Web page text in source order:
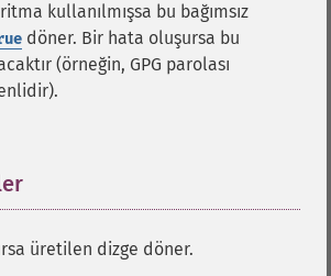
kullanılmışsa bu bağımsız
döner. Bir hata oluşursa bu
(örneğin, GPG parolası
üretilen dizge döner.